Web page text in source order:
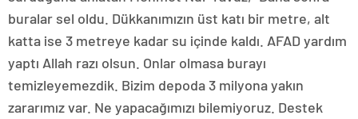
buralar sel oldu. Dükkanımızın üst katı bir metre, alt
katta ise 3 metreye kadar su içinde kaldı. AFAD yardım
yaptı Allah razı olsun. Onlar olmasa burayı
temizleyemezdik. Bizim depoda 3 milyona yakın
zararımız var. Ne yapacağımızı bilemiyoruz. Destek